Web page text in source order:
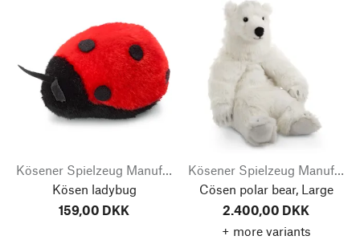
Kösener Spielzeug Manufaktur
Kösen ladybug
159,00 DKK
Kösener Spielzeug Manufaktur
Cösen polar bear, Large
2.400,00 DKK
+ more variants